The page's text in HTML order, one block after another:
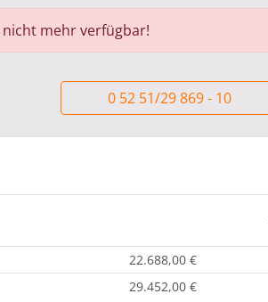
mehr verfügbar!
0 52 51/29 869 - 10
22.688,00 €
29.452,00 €